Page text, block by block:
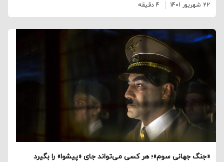
22 شهریور 1401 4 دقیقه
«جنگ جهانی سوم»؛ هر کسی می‌تواند جای «پیشوا» را بگیرد